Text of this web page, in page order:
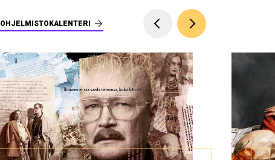
OHJELMISTOKALENTERI